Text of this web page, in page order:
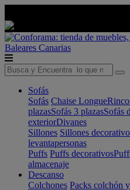
Baleares Canarias
Sofás
Sofás Chaise Longue
plazasSofás 3 plazasSofás
exteriorDivanes
Sillones Sillones
levantapersonas
Puffs Puffs decorativos
almacenaje
Descanso
Colchones Packs colchón